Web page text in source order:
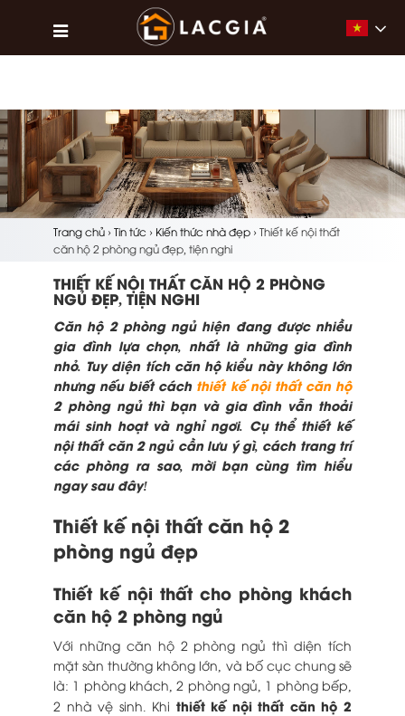
Trang chủ ›Tin tức › Kiến thức nhà đẹp ›Thiết kế nội thất
căn hộ 2 phòng ngủ đẹp, tiện nghi
THIẾT KẾ NỘI THẤT CĂN HỘ 2 PHÒNG
NGỦ ĐẸP, TIỆN NGHI
Căn hộ 2 phòng ngủ hiện đang được nhiều
gia đình lựa chọn, nhất là những gia đình
nhỏ. Tuy diện tích căn hộ kiểu này không lớn
nhưng nếu biết cách thiết kế nội thất căn hộ
2 phòng ngủ thì bạn và gia đình vẫn thoải
mái sinh hoạt và nghỉ ngơi. Cụ thể thiết kế
nội thất căn 2 ngủ cần lưu ý gì, cách trang trí
các phòng ra sao, mời bạn cùng tìm hiểu
ngay sau đây!
Thiết kế nội thất căn hộ 2
phòng ngủ đẹp
Thiết kế nội thất cho phòng khách
căn hộ 2 phòng ngủ
Với những căn hộ 2 phòng ngủ thì diện tích
mặt sàn thường không lớn, và bố cục chung sẽ
là: 1 phòng khách, 2 phòng ngủ, 1 phòng bếp,
2 nhà vệ sinh. Khi thiết kế nội thất căn hộ 2